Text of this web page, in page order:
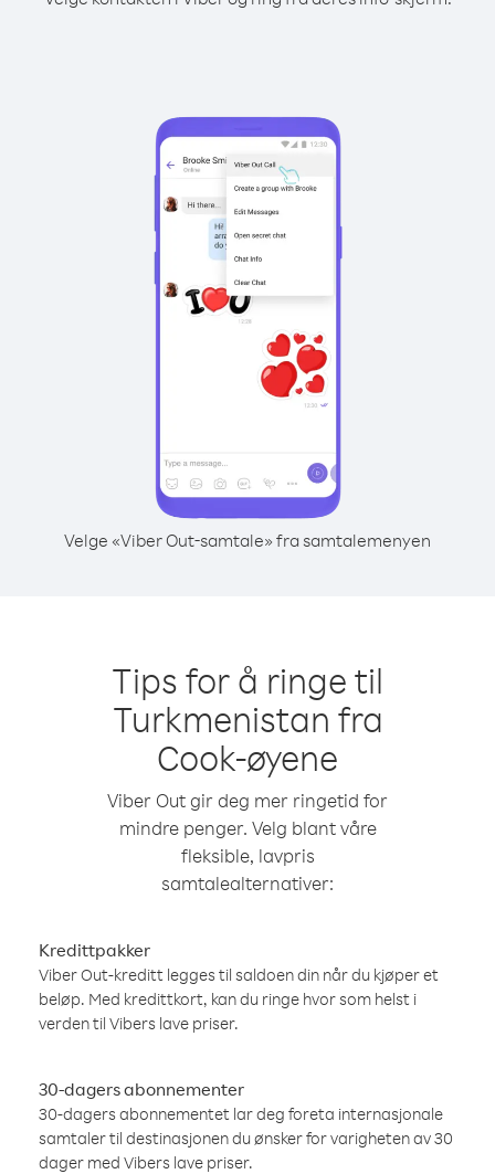
Velge «Viber Out-samtale» fra samtalemenyen
Tips for å ringe til
Turkmenistan fra
Cook-øyene
Viber Out gir deg mer ringetid for
mindre penger. Velg blant våre
fleksible, lavpris
samtalealternativer:
Kredittpakker
Viber Out-kreditt legges til saldoen din når du kjøper et
beløp. Med kredittkort, kan du ringe hvor som helst i
verden til Vibers lave priser.
30-dagers abonnementer
30-dagers abonnementet lar deg foreta internasjonale
samtaler til destinasjonen du ønsker for varigheten av 30
dager med Vibers lave priser.